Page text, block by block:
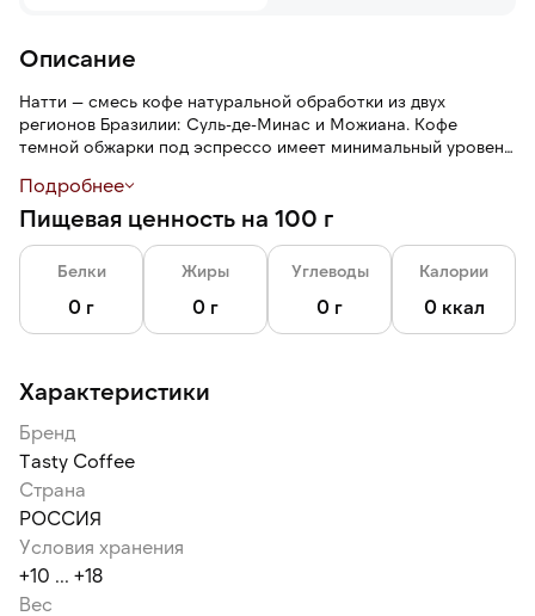
Описание
Натти — смесь кофе натуральной обработки из двух
регионов Бразилии: Суль-де-Минас и Можиана. Кофе
темной обжарки под эспрессо имеет минимальный уровень
орехов, печенья и нуги.
Кофе в зернах. После помола свежесть кофе улетучивается
за минуты, поэтому смалывать зерна лучше
непосредственно перед приготовлением. Желательно
употребить в течение первых 2 месяцев после обжарки, в
этот период кофе находится на пике вкуса. После вскрытия
Дату обжарки кофе уточняйте у менеджеров интернет-
на упаковке.
Подробнее
Пищевая ценность на 100 г
Белки
0 г
Жиры
0 г
Углеводы
0 г
Калории
0 ккал
Характеристики
Бренд
Tasty Coffee
Страна
РОССИЯ
Условия хранения
+10 ... +18
Вес